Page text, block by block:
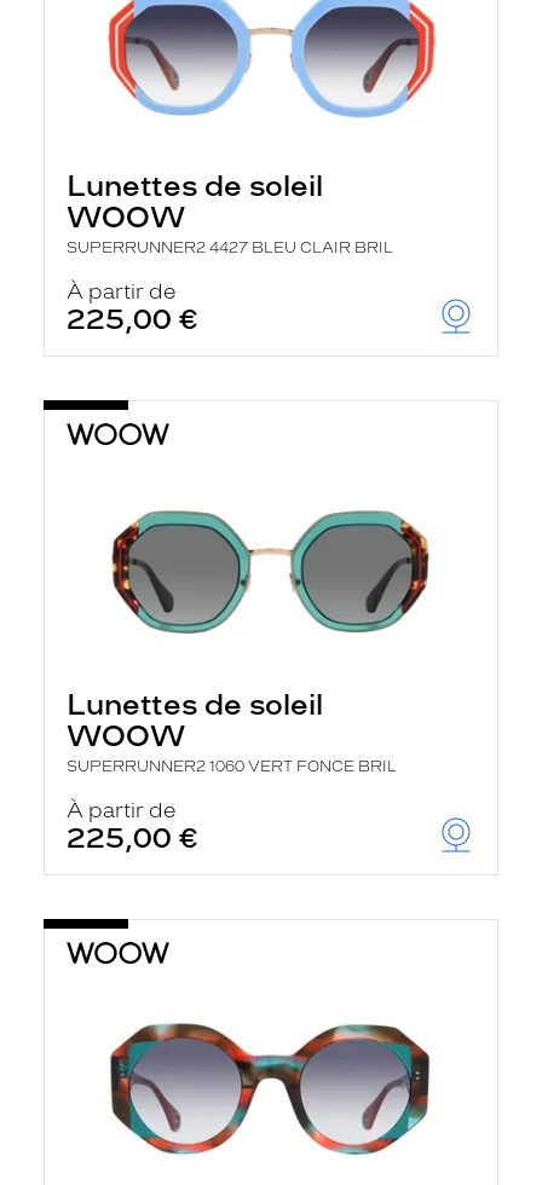
Lunettes de soleil
WOOW
SUPERRUNNER2 4427 BLEU CLAIR BRIL
À partir de
225,00 €
Lunettes de soleil
WOOW
SUPERRUNNER2 1060 VERT FONCE BRIL
À partir de
225,00 €